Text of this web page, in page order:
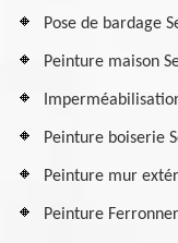
Pose de bardage
Peinture maison
Peinture boiserie
Peinture mur
Peinture